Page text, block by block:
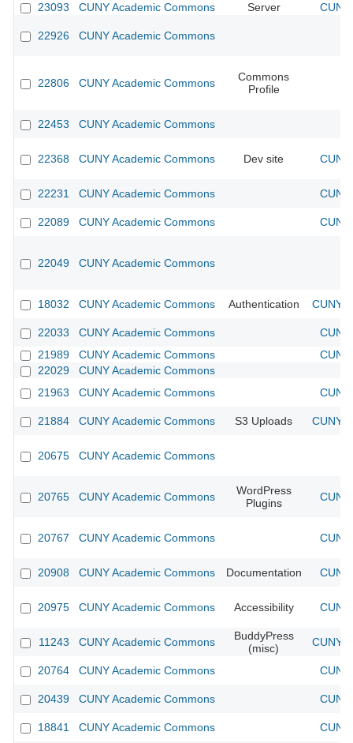
23093
CUNY Academic Commons Server
22926 CUNY Academic Commons
22806 CUNY Academic Commons
Commons
Profile
22453 CUNY Academic Commons
22368 CUNY Academic Commons Dev site
22231 CUNY Academic Commons
22089 CUNY Academic Commons
22049 CUNY Academic Commons
18032 CUNY Academic Commons Authentication CUNY
22033 CUNY Academic Commons
21989
CUNY Academic Commons
22029
CUNY Academic Commons
21963
CUNY Academic Commons
21884 CUNY Academic Commons S3 Uploads CUNY
20675 CUNY Academic Commons
20765 CUNY Academic Commons
WordPress
Plugins
20767 CUNY Academic Commons
20908 CUNY Academic Commons Documentation
20975 CUNY Academic Commons Accessibility
11243 CUNY Academic Commons
BuddyPress
(misc)
CUNY
20764 CUNY Academic Commons
20439 CUNY Academic Commons
18841 CUNY Academic Commons